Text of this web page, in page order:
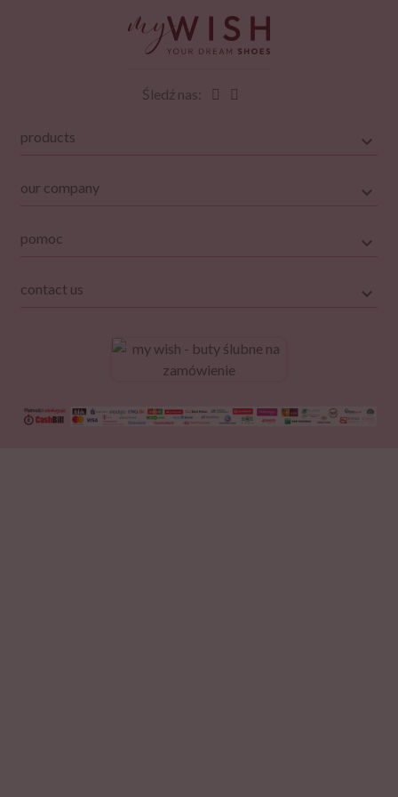
Śledź nas:
products
our company
pomoc
contact us